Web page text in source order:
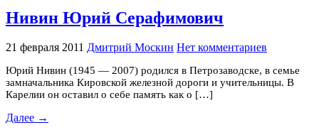
Нивин Юрий Серафимович
21 февраля 2011 Дмитрий Москин Нет комментариев
Юрий Нивин (1945 — 2007) родился в Петрозаводске, в семье
замначальника Кировской железной дороги и учительницы. В
Карелии он оставил о себе память как о […]
Далее →